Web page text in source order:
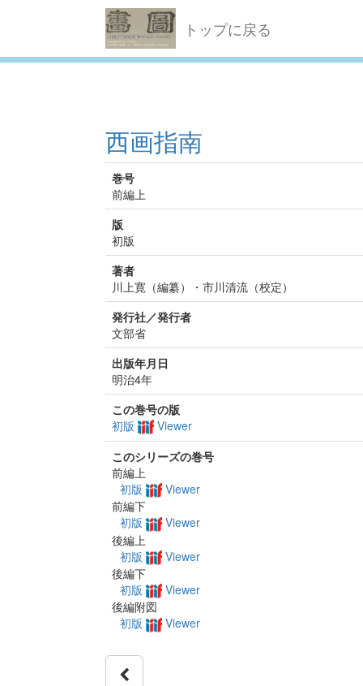
トップに戻る
西画指南
巻号
前編上
版
初版
著者
川上寛（編纂）・市川清流（校定）
発行社／発行者
文部省
出版年月日
明治4年
この巻号の版
初版
Viewer
このシリーズの巻号
前編上
初版
Viewer
前編下
初版
Viewer
後編上
初版
Viewer
後編下
初版
Viewer
後編附図
初版
Viewer